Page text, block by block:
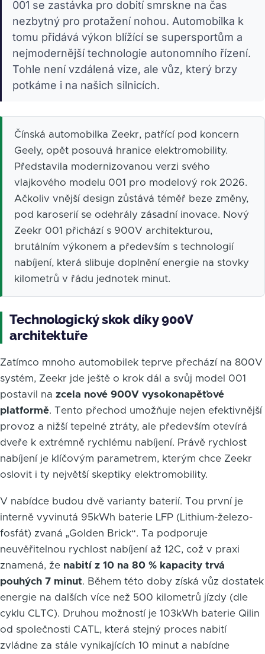
001 se zastávka pro dobití smrskne na čas
nezbytný pro protažení nohou. Automobilka k
tomu přidává výkon blížící se supersportům a
nejmodernější technologie autonomního řízení.
Tohle není vzdálená vize, ale vůz, který brzy
potkáme i na našich silnicích.
Čínská automobilka Zeekr, patřící pod koncern
Geely, opět posouvá hranice elektromobility.
Představila modernizovanou verzi svého
vlajkového modelu 001 pro modelový rok 2026.
Ačkoliv vnější design zůstává téměř beze změny,
pod karoserií se odehrály zásadní inovace. Nový
Zeekr 001 přichází s 900V architekturou,
brutálním výkonem a především s technologií
nabíjení, která slibuje doplnění energie na stovky
kilometrů v řádu jednotek minut.
Technologický skok díky 900V
architektuře
Zatímco mnoho automobilek teprve přechází na 800V
systém, Zeekr jde ještě o krok dál a svůj model 001
postavil na zcela nové 900V vysokonapěťové
platformě. Tento přechod umožňuje nejen efektivnější
provoz a nižší tepelné ztráty, ale především otevírá
dveře k extrémně rychlému nabíjení. Právě rychlost
nabíjení je klíčovým parametrem, kterým chce Zeekr
oslovit i ty největší skeptiky elektromobility.
V nabídce budou dvě varianty baterií. Tou první je
interně vyvinutá 95kWh baterie LFP (Lithium-železo-
fosfát) zvaná „Golden Brick“. Ta podporuje
neuvěřitelnou rychlost nabíjení až 12C, což v praxi
znamená, že nabití z 10 na 80 % kapacity trvá
pouhých 7 minut. Během této doby získá vůz dostatek
energie na dalších více než 500 kilometrů jízdy (dle
cyklu CLTC). Druhou možností je 103kWh baterie Qilin
od společnosti CATL, která stejný proces nabití
zvládne za stále vynikajících 10 minut a nabídne